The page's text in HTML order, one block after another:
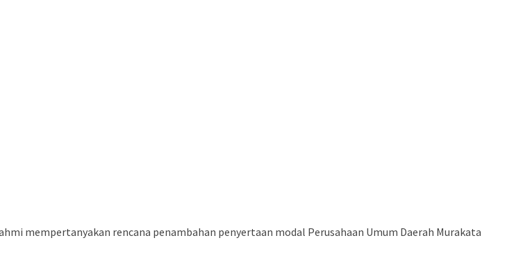
mempertanyakan rencana penambahan penyertaan modal Perusahaan Umum Daerah Murakata